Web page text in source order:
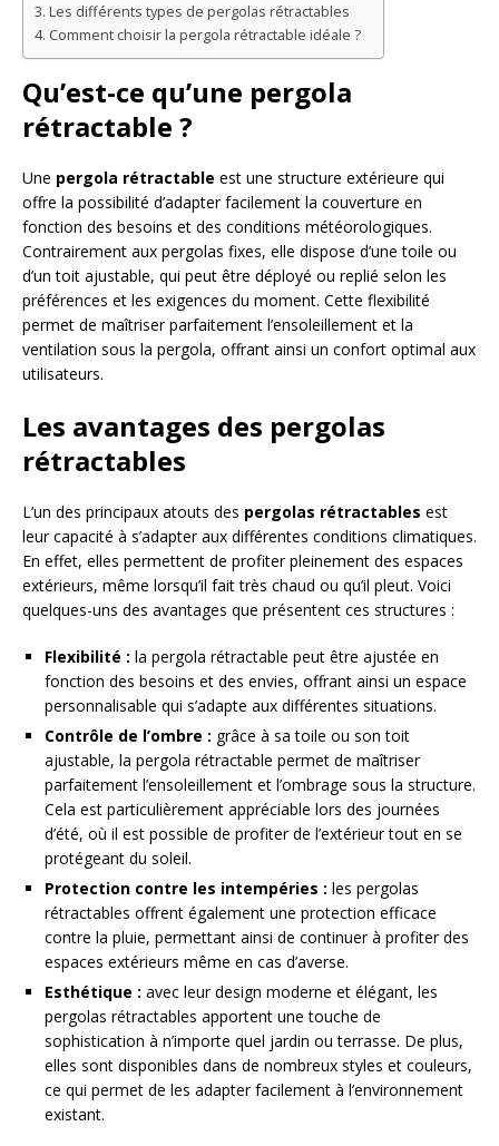
Les différents types de pergolas rétractables
Comment choisir la pergola rétractable idéale ?
Qu’est-ce qu’une pergola
rétractable ?
Une pergola rétractable est une structure extérieure qui
offre la possibilité d’adapter facilement la couverture en
fonction des besoins et des conditions météorologiques.
Contrairement aux pergolas fixes, elle dispose d’une toile ou
d’un toit ajustable, qui peut être déployé ou replié selon les
préférences et les exigences du moment. Cette flexibilité
permet de maîtriser parfaitement l’ensoleillement et la
ventilation sous la pergola, offrant ainsi un confort optimal aux
utilisateurs.
Les avantages des pergolas
rétractables
L’un des principaux atouts des pergolas rétractables est
leur capacité à s’adapter aux différentes conditions climatiques.
En effet, elles permettent de profiter pleinement des espaces
extérieurs, même lorsqu’il fait très chaud ou qu’il pleut. Voici
quelques-uns des avantages que présentent ces structures :
Flexibilité : la pergola rétractable peut être ajustée en
fonction des besoins et des envies, offrant ainsi un espace
personnalisable qui s’adapte aux différentes situations.
Contrôle de l’ombre : grâce à sa toile ou son toit
ajustable, la pergola rétractable permet de maîtriser
parfaitement l’ensoleillement et l’ombrage sous la structure.
Cela est particulièrement appréciable lors des journées
d’été, où il est possible de profiter de l’extérieur tout en se
protégeant du soleil.
Protection contre les intempéries : les pergolas
rétractables offrent également une protection efficace
contre la pluie, permettant ainsi de continuer à profiter des
espaces extérieurs même en cas d’averse.
Esthétique : avec leur design moderne et élégant, les
pergolas rétractables apportent une touche de
sophistication à n’importe quel jardin ou terrasse. De plus,
elles sont disponibles dans de nombreux styles et couleurs,
ce qui permet de les adapter facilement à l’environnement
existant.